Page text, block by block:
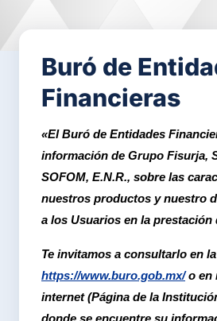
Buró de
Financieras
«El Buró de Entidades
información de Grupo Fisurja,
SOFOM, E.N.R., sobre las
nuestros productos y nuestro
a los Usuarios en la prestación
Te invitamos a consultarlo en
https://www.buro.gob.mx/o en
internet (Página de la
donde se encuentre su